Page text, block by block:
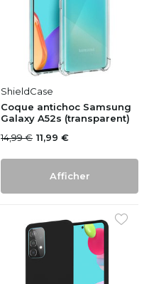
ShieldCase
Coque antichoc Samsung
Galaxy A52s (transparent)
14,99 € 11,99 €
Afficher